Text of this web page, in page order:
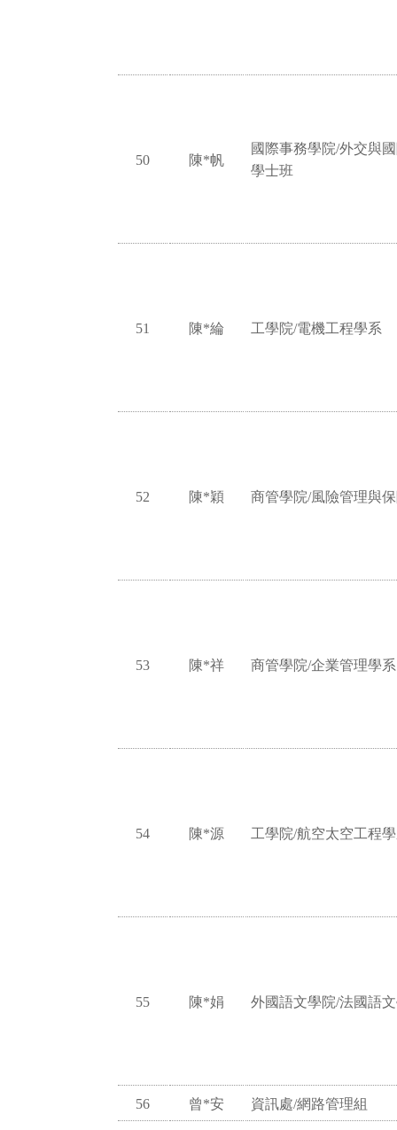
50 陳*帆
國際事務學院/外交與
學士班
51 陳*綸 工學院/電機工程學系
52 陳*穎 商管學院/風險管理與
53 陳*祥 商管學院/企業管理學系
54 陳*源 工學院/航空太空工程
55 陳*娟 外國語文學院/法國語
56 曾*安 資訊處/網路管理組